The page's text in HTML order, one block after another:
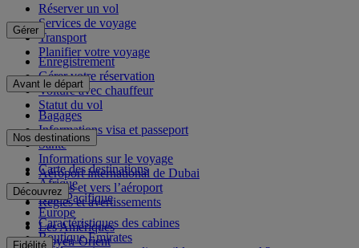
Réserver un vol
Services de voyage
Transport
Planifier votre voyage
Gérer
Enregistrement
Gérer votre réservation
Voiture avec chauffeur
Statut du vol
Avant le départ
Bagages
Informations visa et passeport
Santé
Informations sur le voyage
Aéroport international de Dubai
Depuis et vers l’aéroport
Règles et avertissements
Nos destinations
Carte des destinations
Afrique
Asie-Pacifique
Europe
Les Amériques
Moyen-Orient
Découvrez
Caractéristiques des cabines
Boutique Emirates
Fidélité